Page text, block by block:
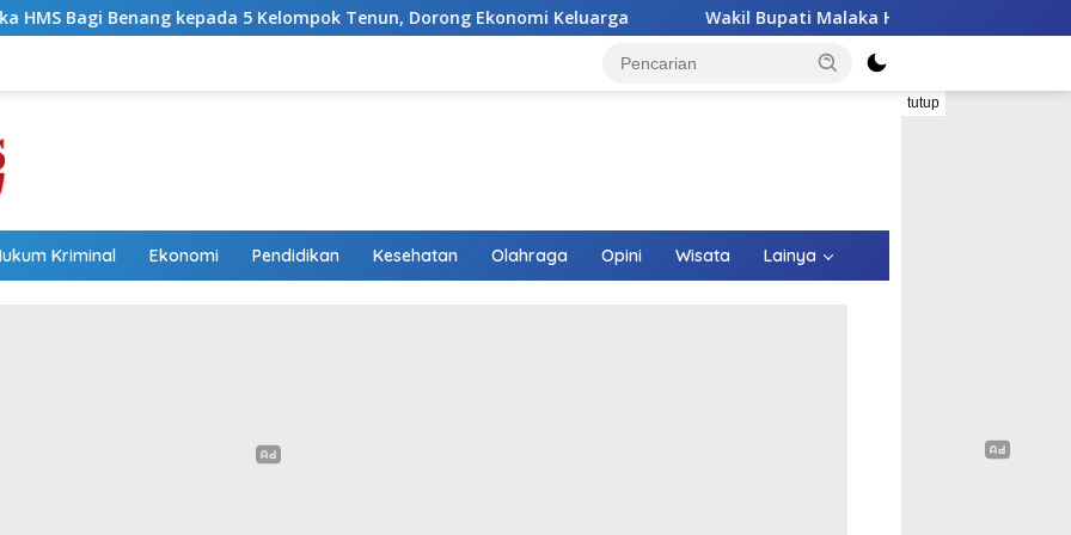
5 Kelompok Tenun, Dorong Ekonomi Keluarga Wakil Bupati Malaka HMS Tinjau Kelompok Peternak Babi
tutup
Kriminal Ekonomi Pendidikan Kesehatan Olahraga Opini Wisata Lainya